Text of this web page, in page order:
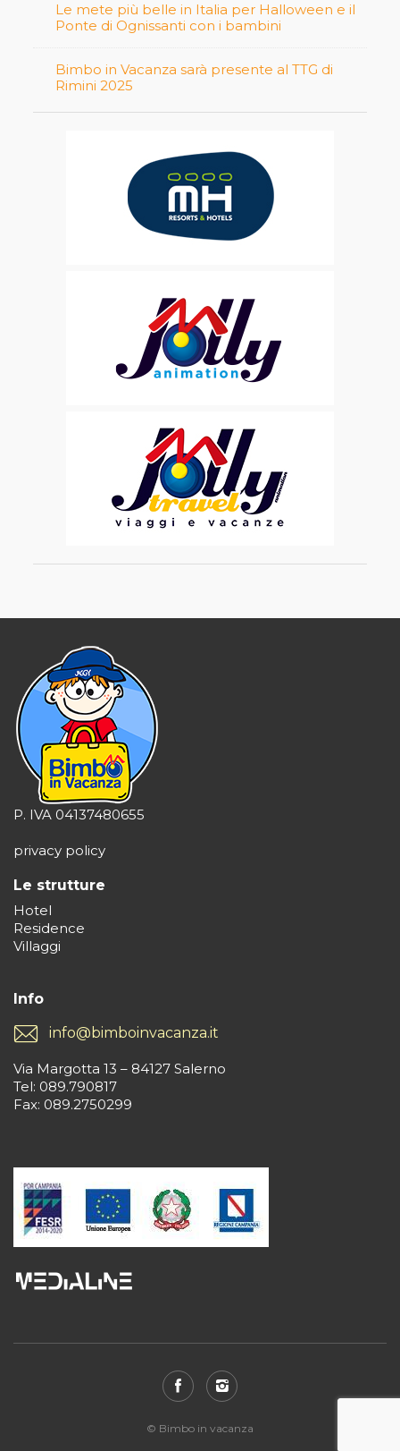
Le mete più belle in Italia per Halloween e il
Ponte di Ognissanti con i bambini
Bimbo in Vacanza sarà presente al TTG di
Rimini 2025
P. IVA 04137480655
privacy policy
Le strutture
Hotel
Residence
Villaggi
Info
info@bimboinvacanza.it
Via Margotta 13 – 84127 Salerno
Tel: 089.790817
Fax: 089.2750299
© Bimbo in vacanza